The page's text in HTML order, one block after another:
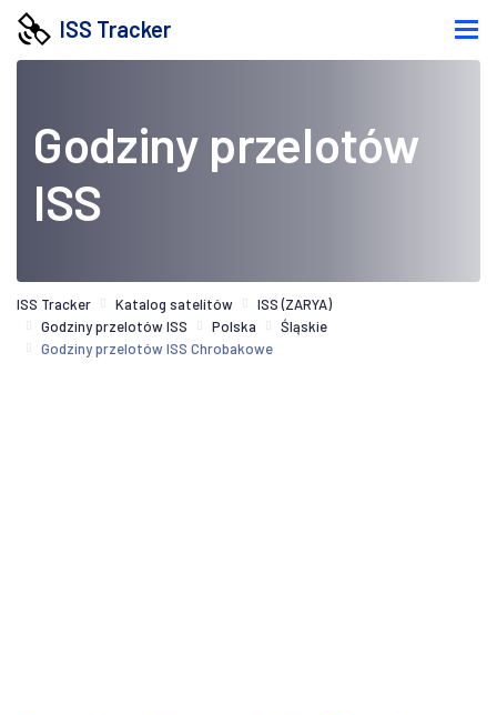
ISS Tracker
Godziny przelotów
ISS
ISS Tracker Katalog satelitów
ISS (ZARYA)
Godziny przelotów ISS
Polska
Śląskie
Godziny przelotów ISS Chrobakowe